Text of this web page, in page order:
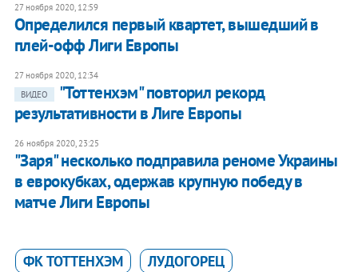
27 ноября 2020, 12:59
Определился первый квартет, вышедший в
плей-офф Лиги Европы
27 ноября 2020, 12:34
ВИДЕО
"Тоттенхэм" повторил рекорд
результативности в Лиге Европы
26 ноября 2020, 23:25
"Заря" несколько подправила реноме Украины
в еврокубках, одержав крупную победу в
матче Лиги Европы
ФК ТОТТЕНХЭМ
ЛУДОГОРЕЦ